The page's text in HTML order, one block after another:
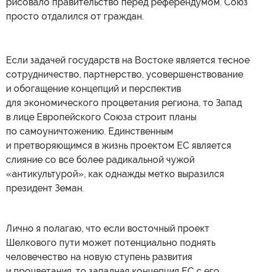
просто отдалился от граждан.
Если задачей государств на Востоке является тесное
сотрудничество, партнерство, усовершенствование
и обогащение концепций и перспектив
для экономического процветания региона, то Запад
в лице Европейского Союза строит планы
по самоуничтожению. Единственным
и претворяющимся в жизнь проектом ЕС является
слияние со все более радикальной чужой
«антикультурой», как однажды метко выразился
президент Земан.
Лично я полагаю, что если восточный проект
Шелкового пути может потенциально поднять
человечество на новую ступень развития